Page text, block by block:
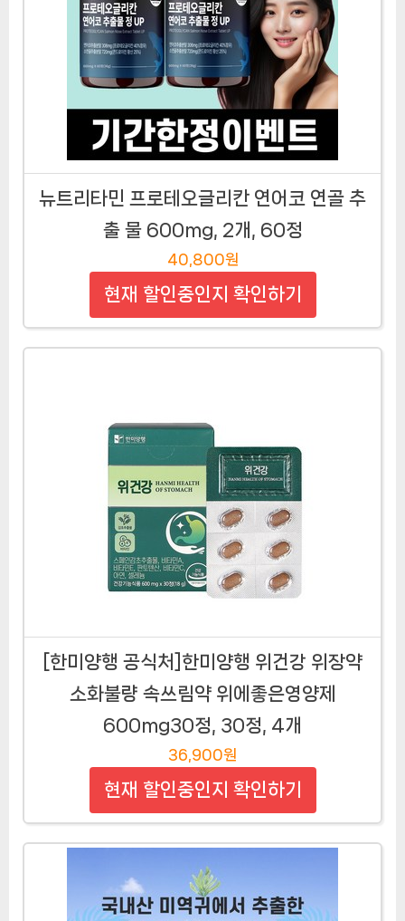
뉴트리타민 프로테오글리칸 연어코 연골 추
출 물 600mg, 2개, 60정
40,800원
현재 할인중인지 확인하기
[한미양행 공식처]한미양행 위건강 위장약
소화불량 속쓰림약 위에좋은영양제
600mg30정, 30정, 4개
36,900원
현재 할인중인지 확인하기